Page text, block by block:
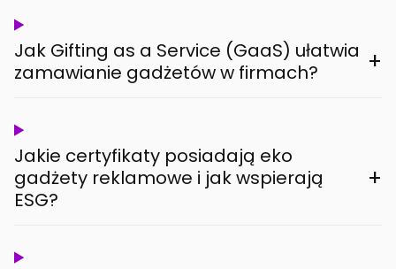
Jak Gifting as a Service (GaaS) ułatwia
zamawianie gadżetów w firmach?
+
Jakie certyfikaty posiadają eko
gadżety reklamowe i jak wspierają
ESG?
+